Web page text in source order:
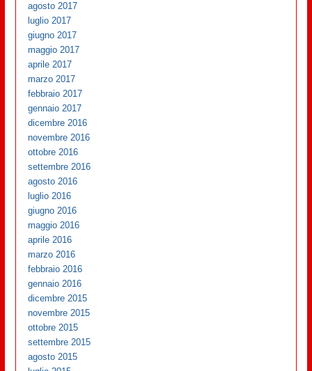
agosto 2017
luglio 2017
giugno 2017
maggio 2017
aprile 2017
marzo 2017
febbraio 2017
gennaio 2017
dicembre 2016
novembre 2016
ottobre 2016
settembre 2016
agosto 2016
luglio 2016
giugno 2016
maggio 2016
aprile 2016
marzo 2016
febbraio 2016
gennaio 2016
dicembre 2015
novembre 2015
ottobre 2015
settembre 2015
agosto 2015